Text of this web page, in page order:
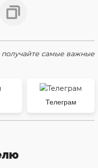
самые важные
Телеграм